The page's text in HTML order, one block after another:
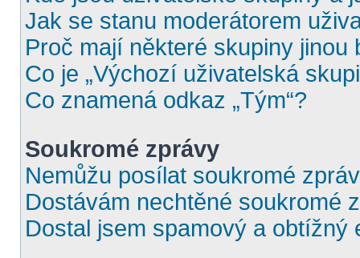
Jak se stanu moderátorem
Proč mají některé skupiny jinou
Co je „Výchozí uživatelská
Co znamená odkaz „Tým“?
Soukromé zprávy
Nemůžu posílat soukromé
Dostávám nechtěné soukromé
Dostal jsem spamový a obtížný